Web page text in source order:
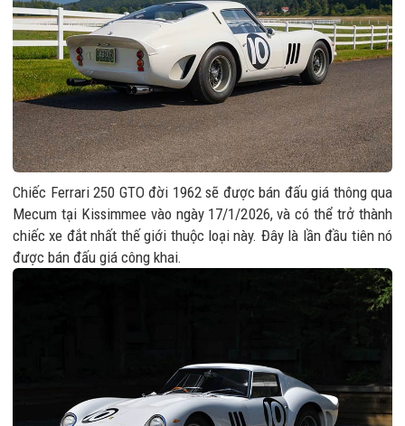
Chiếc Ferrari 250 GTO đời 1962 sẽ được bán đấu giá thông qua
Mecum tại Kissimmee vào ngày 17/1/2026, và có thể trở thành
chiếc xe đắt nhất thế giới thuộc loại này. Đây là lần đầu tiên nó
được bán đấu giá công khai.